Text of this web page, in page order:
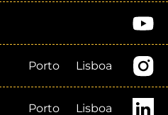
Porto Lisboa
Porto Lisboa